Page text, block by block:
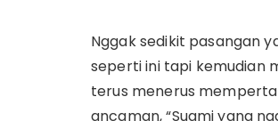
Nggak sedikit pasangan
seperti ini tapi kemudian
terus menerus
ancaman, “Suami yang